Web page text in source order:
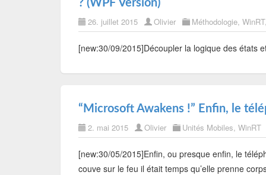
? (WPF Version)
26. juillet 2015 Olivier Méthodologie, WinRT,
[new:30/09/2015]Découpler la logique des états
“Microsoft Awakens !” Enfin, le
2. mai 2015 Olivier Unités Mobiles, WinRT
[new:30/05/2015]Enfin, ou presque enfin, le
couve sur le feu il était temps qu’elle prenne